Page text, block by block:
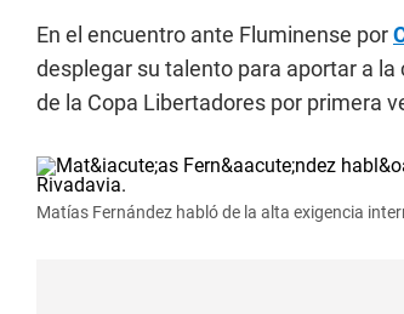
En el encuentro ante Fluminense por
desplegar su talento para aportar a
de la Copa Libertadores por primera
Matías Fernández habló de la alta exigencia